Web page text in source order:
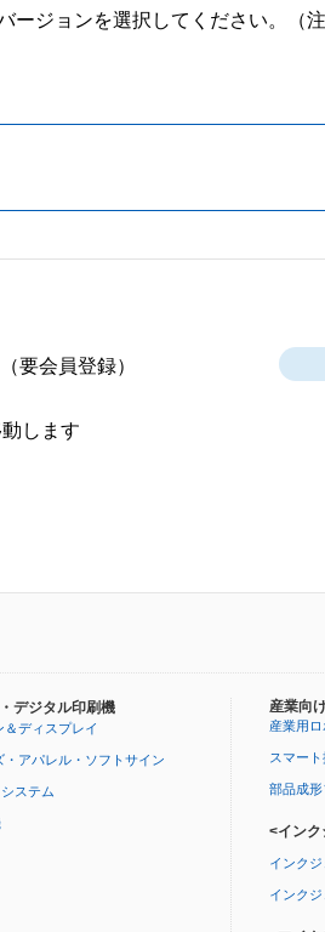
ージョンを選択してください。 （
（要会員登録）
します
デジタル印刷機
ディスプレイ
アパレル・ソフトサイン
ステム
産業向
産業用ロ
スマー
部品成
<インク
インク
インク